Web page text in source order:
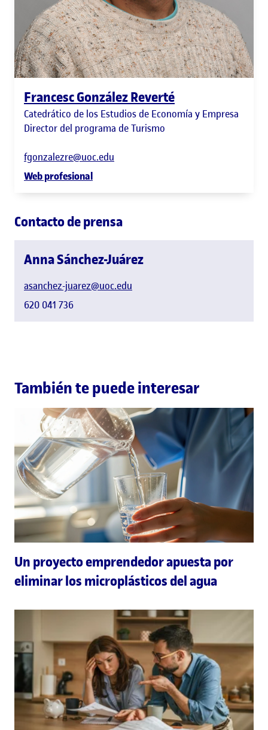
Francesc González Reverté
Catedrático de los Estudios de Economía y Empresa
Director del programa de Turismo
fgonzalezre@uoc.edu
Web profesional
Contacto de prensa
Anna Sánchez-Juárez
asanchez-juarez@uoc.edu
620 041 736
También te puede interesar
Un proyecto emprendedor apuesta por
eliminar los microplásticos del agua